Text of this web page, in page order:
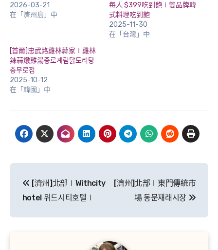
2026-03-21
在「濟州島」中
每人 $399吃到飽∣雙品牌韓
式料理吃到飽
2025-11-30
在「台灣」中
[首爾]忠武路雞林蒜家∣雞林
辣蒜燉雞湯종로계림닭도리탕
충무로점
2025-10-12
在「韓國」中
章
導
[濟州]北部∣Withcity
hotel 위드시티호텔∣
[濟州]北部∣東門傳統市
場 동문재래시장